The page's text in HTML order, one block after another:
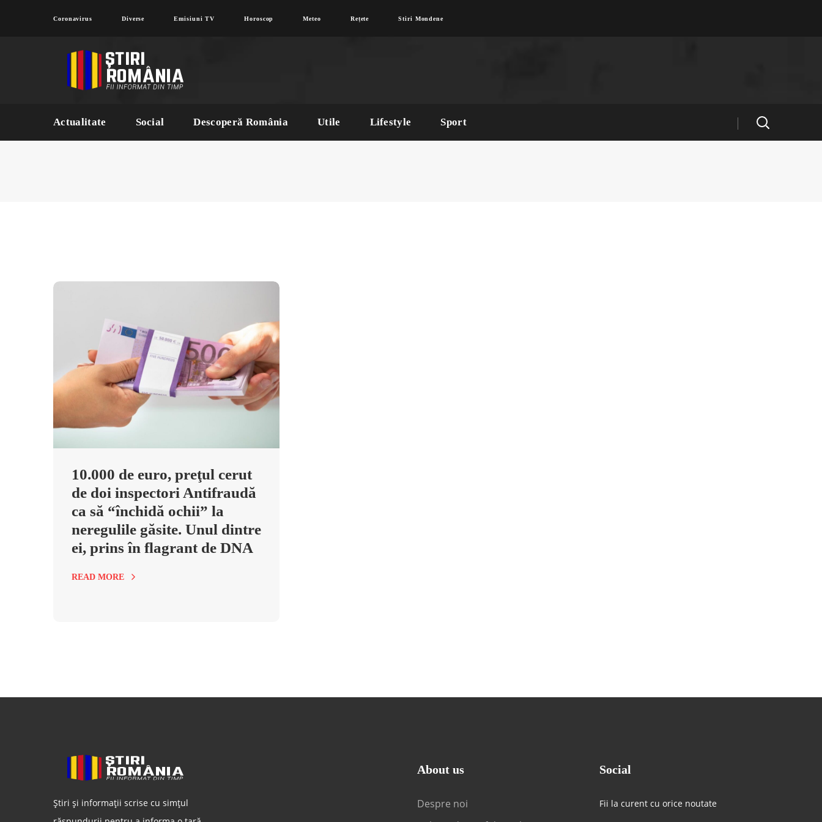
Coronavirus Diverse Emisiuni TV Horoscop Meteo Rețete Stiri Mondene
Actualitate Social Descoperă România Utile Lifestyle Sport
10.000 de euro, preţul cerut
de doi inspectori Antifraudă
ca să “închidă ochii” la
neregulile găsite. Unul dintre
ei, prins în flagrant de DNA
READ MORE
Știri și informații scrise cu simțul
About us
Despre noi
Social
Fii la curent cu orice noutate